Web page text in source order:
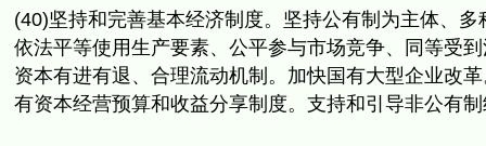
(40)坚持和完善基本经济制度。坚持公有制为主体、 多
依法平等使用生产要素、公平参与市场竞争、
同等受
资本有进有退、合理流动机制。加快国有大型企业改
有资本经营预算和收益分享制度。 支持和引导非公有